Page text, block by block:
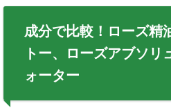
成分で比較！ローズ精
トー、ローズアブソリ
ォーター